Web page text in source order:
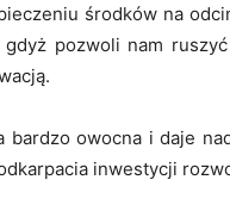
środków na
pozwoli nam
bardzo owocna i daje
inwestycji